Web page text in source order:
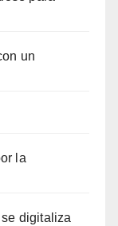
un
la
digitaliza